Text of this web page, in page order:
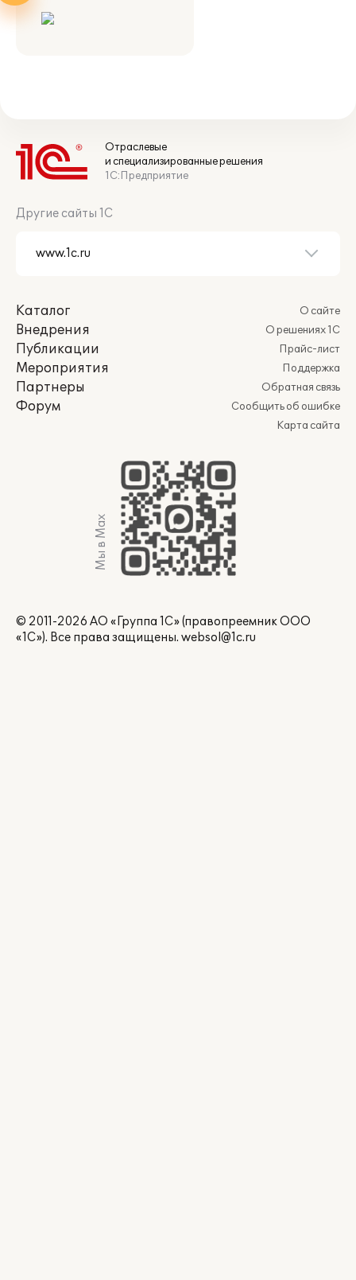
Отраслевые
и специализированные решения
1С:Предприятие
Другие сайты 1С
Каталог
Внедрения
Публикации
Мероприятия
Партнеры
Форум
О сайте
О решениях 1С
Прайс-лист
Поддержка
Обратная связь
Сообщить об ошибке
Карта сайта
Мы в Max
© 2011-2026 АО «Группа 1С» (правопреемник ООО
«1С»). Все права защищены. websol@1c.ru